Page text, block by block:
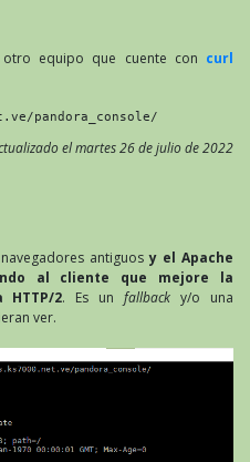
equipo que cuente con curl
pandora_console/
el martes 26 de julio de 2022
antiguosy el Apache
al cliente que mejore la
2. Es unfallback y/o una
ver.